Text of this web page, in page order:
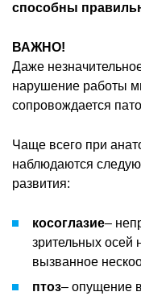
способны
ВАЖНО!
Даже
нарушение работы
сопровождается
Чаще всего при
наблюдаются
развития:
косоглазие–
зрительных осей
вызванное
птоз– опущение